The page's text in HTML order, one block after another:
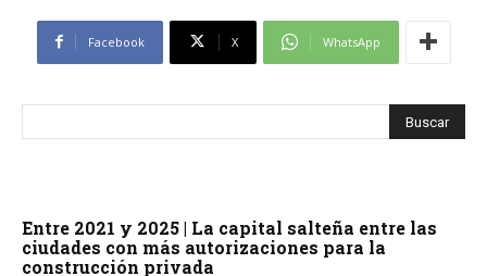
Facebook X WhatsApp
Entre 2021 y 2025 | La capital salteña entre las
ciudades con más autorizaciones para la
construcción privada